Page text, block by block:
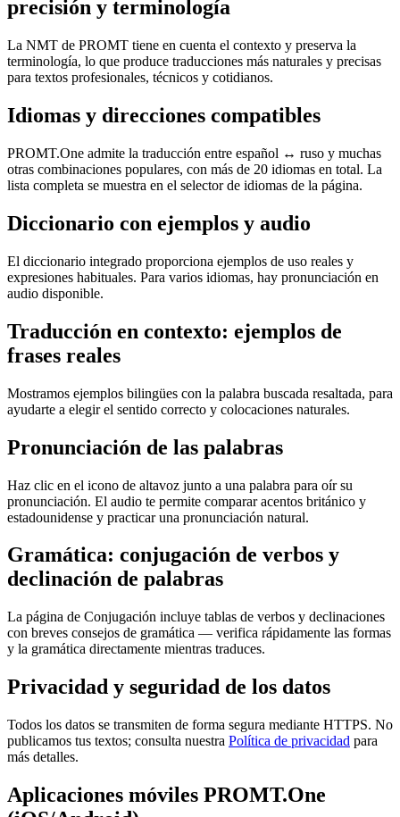
precisión y terminología
La NMT de PROMT tiene en cuenta el contexto y preserva la
terminología, lo que produce traducciones más naturales y precisas
para textos profesionales, técnicos y cotidianos.
Idiomas y direcciones compatibles
PROMT.One admite la traducción entre español ↔ ruso y muchas
otras combinaciones populares, con más de 20 idiomas en total. La
lista completa se muestra en el selector de idiomas de la página.
Diccionario con ejemplos y audio
El diccionario integrado proporciona ejemplos de uso reales y
expresiones habituales. Para varios idiomas, hay pronunciación en
audio disponible.
Traducción en contexto: ejemplos de
frases reales
Mostramos ejemplos bilingües con la palabra buscada resaltada, para
ayudarte a elegir el sentido correcto y colocaciones naturales.
Pronunciación de las palabras
Haz clic en el icono de altavoz junto a una palabra para oír su
pronunciación. El audio te permite comparar acentos británico y
estadounidense y practicar una pronunciación natural.
Gramática: conjugación de verbos y
declinación de palabras
La página de Conjugación incluye tablas de verbos y declinaciones
con breves consejos de gramática — verifica rápidamente las formas
y la gramática directamente mientras traduces.
Privacidad y seguridad de los datos
Todos los datos se transmiten de forma segura mediante HTTPS. No
publicamos tus textos; consulta nuestra Política de privacidad para
más detalles.
Aplicaciones móviles PROMT.One